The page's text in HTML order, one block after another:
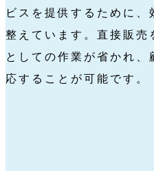
ビスを提供するために
整えています。直接販売
としての作業が省かれ
応することが可能です。